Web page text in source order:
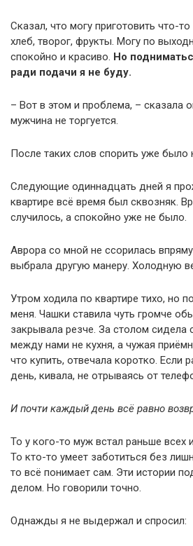
Сказал, что могу приготовить что-
хлеб, творог, фрукты. Могу по
спокойно и красиво. Но
ради подачи я не буду.
– Вот в этом и проблема, – сказала
мужчина не торгуется.
После таких слов спорить уже было
Следующие одиннадцать дней я
квартире всё время был сквозняк.
случилось, а спокойно уже не было.
Аврора со мной не ссорилась
выбрала другую манеру. Холодную
Утром ходила по квартире тихо, но
меня. Чашки ставила чуть громче
закрывала резче. За столом сидела
между нами не кухня, а чужая
что купить, отвечала коротко. Если
день, кивала, не отрываясь от
И почти каждый день всё равно
То у кого-то муж встал раньше всех
То кто-то умеет заботиться без
то всё понимает сам. Эти истории
делом. Но говорили точно.
Однажды я не выдержал и спросил: